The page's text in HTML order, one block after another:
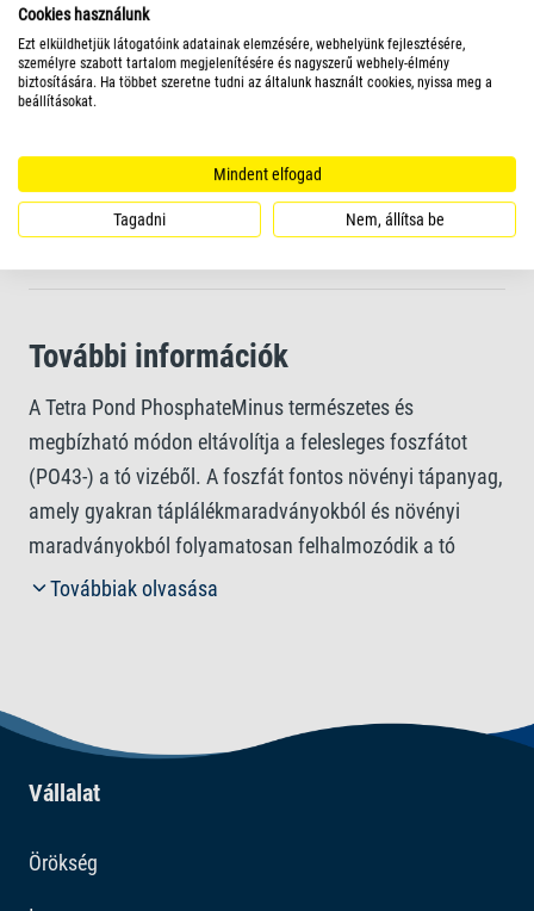
algaképződést
Javítja a természetes, biológiai egyensúlyt
A maximális hatás érdekében egész évben használható
További információk
A Tetra Pond PhosphateMinus természetes és
megbízható módon eltávolítja a felesleges foszfátot
(PO43-) a tó vizéből. A foszfát fontos növényi tápanyag,
amely gyakran táplálékmaradványokból és növényi
maradványokból folyamatosan felhalmozódik a tó
vízében. A PO43- túl magas szintje azonban az
első etetése előtt a tavi szezon megkezdéséről, akár a
tavi szezon közben történő vízminőség-javításról, illetve
a halak utolsó etetése utáni tavi szezon befejezéséről, a
hatásmechanizmusának köszönhetően egész évben a tó
Továbbiak olvasása
Vállalat
Örökség
Cookies használunk
Ezt elküldhetjük látogatóink adatainak elemzésére, webhelyünk fejlesztésére,
személyre szabott tartalom megjelenítésére és nagyszerű webhely-élmény
biztosítására. Ha többet szeretne tudni az általunk használt cookies, nyissa meg a
beállításokat.
Mindent elfogad
Tagadni Nem, állítsa be